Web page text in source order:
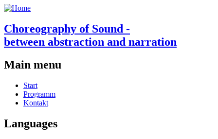
Choreography of Sound -
between abstraction and narration
Main menu
Start
Programm
Kontakt
Languages